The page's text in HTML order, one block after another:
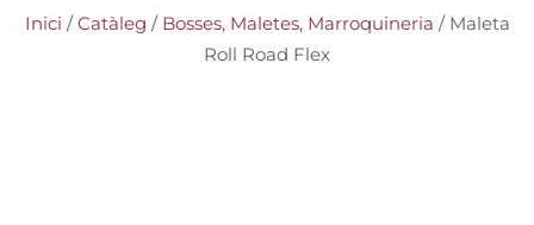
Inici /Catàleg / Bosses, Maletes, Marroquineria / Maleta
Roll Road Flex